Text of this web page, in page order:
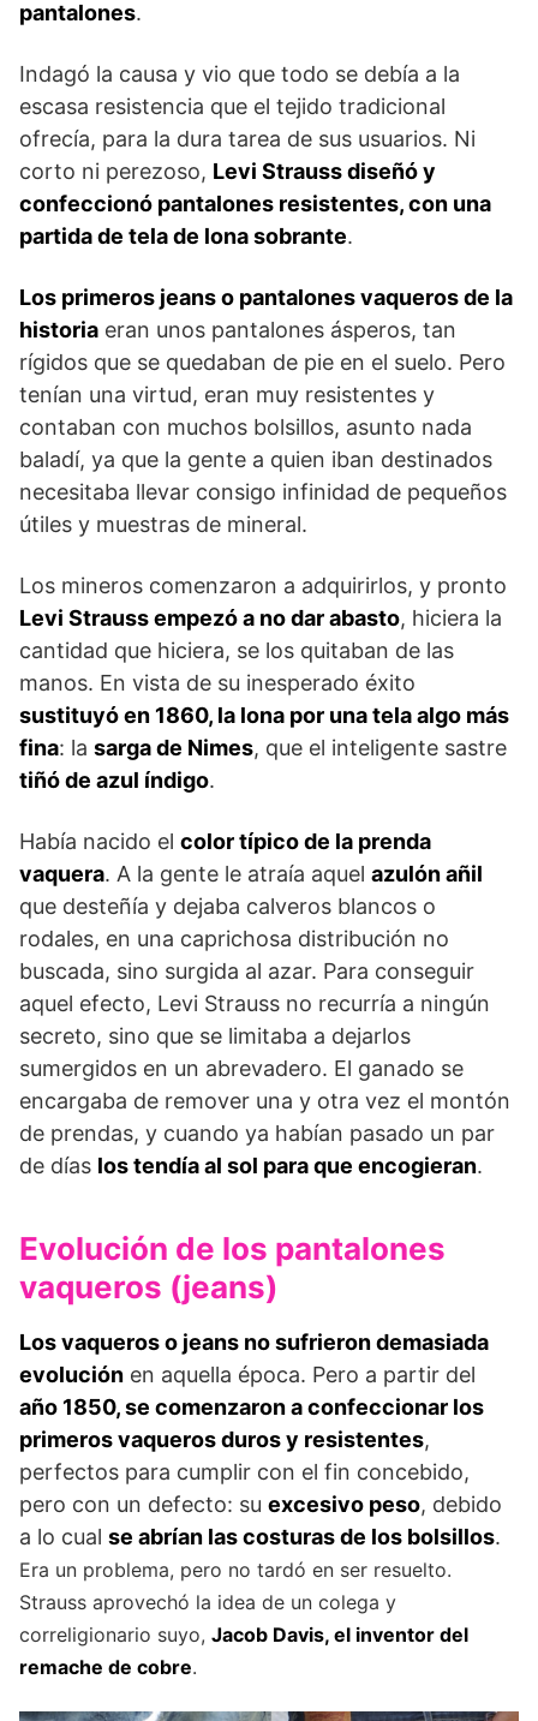
pantalones.
Indagó la causa y vio que todo se debía a la
escasa resistencia que el tejido tradicional
ofrecía, para la dura tarea de sus usuarios. Ni
corto ni perezoso, Levi Strauss diseñó y
confeccionó pantalones resistentes, con una
partida de tela de lona sobrante.
Los primeros jeans o pantalones vaqueros de la
historia eran unos pantalones ásperos, tan
rígidos que se quedaban de pie en el suelo. Pero
tenían una virtud, eran muy resistentes y
contaban con muchos bolsillos, asunto nada
baladí, ya que la gente a quien iban destinados
necesitaba llevar consigo infinidad de pequeños
útiles y muestras de mineral.
Los mineros comenzaron a adquirirlos, y pronto
Levi Strauss empezó a no dar abasto, hiciera la
cantidad que hiciera, se los quitaban de las
manos. En vista de su inesperado éxito
sustituyó en 1860, la lona por una tela algo más
fina: la sarga de Nimes, que el inteligente sastre
tiñó de azul índigo.
Había nacido el color típico de la prenda
vaquera. A la gente le atraía aquel azulón añil
que desteñía y dejaba calveros blancos o
rodales, en una caprichosa distribución no
buscada, sino surgida al azar. Para conseguir
aquel efecto, Levi Strauss no recurría a ningún
secreto, sino que se limitaba a dejarlos
sumergidos en un abrevadero. El ganado se
encargaba de remover una y otra vez el montón
de prendas, y cuando ya habían pasado un par
de días los tendía al sol para que encogieran.
Evolución de los pantalones
vaqueros (jeans)
Los vaqueros o jeans no sufrieron demasiada
evolución en aquella época. Pero a partir del
año 1850, se comenzaron a confeccionar los
primeros vaqueros duros y resistentes,
perfectos para cumplir con el fin concebido,
pero con un defecto: su excesivo peso, debido
a lo cual se abrían las costuras de los bolsillos.
Era un problema, pero no tardó en ser resuelto.
Strauss aprovechó la idea de un colega y
correligionario suyo, Jacob Davis, el inventor del
remache de cobre.